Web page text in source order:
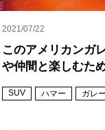
2021/07/22
このアメリカンガ
や仲間と楽しむた
SUV ハマー ガレ